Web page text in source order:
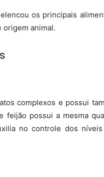
os principais
origem animal.
complexos e possui
feijão possui a mesma
no controle dos